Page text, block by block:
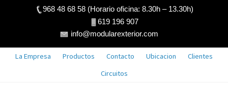
968 48 68 58 (Horario oficina: 8.30h – 13.30h)
619 196 907
info@modularexterior.com
La Empresa Productos Contacto Ubicacion
Clientes
Circuitos